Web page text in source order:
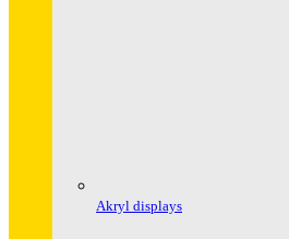
Akryl displays